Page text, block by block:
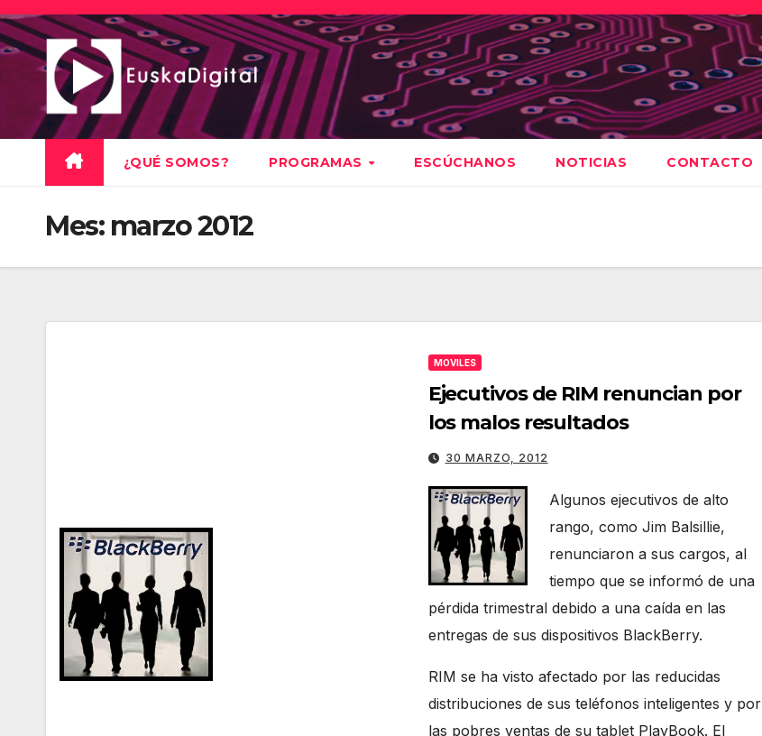
Saltar
al
contenido
¿QUÉ SOMOS? PROGRAMAS ESCÚCHANOS NOTICIAS CONTACTO
Mes: marzo 2012
MOVILES
Ejecutivos de RIM renuncian por
los malos resultados
30 MARZO, 2012
Algunos ejecutivos de alto
rango, como Jim Balsillie,
renunciaron a sus cargos, al
tiempo que se informó de una
pérdida trimestral debido a una caída en las
entregas de sus dispositivos BlackBerry.
RIM se ha visto afectado por las reducidas
distribuciones de sus teléfonos inteligentes y por
las pobres ventas de su tablet PlayBook. El